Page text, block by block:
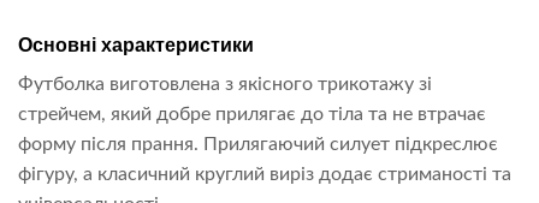
Основні характеристики
Футболка виготовлена з якісного трикотажу зі
стрейчем, який добре прилягає до тіла та не втрачає
форму після прання. Прилягаючий силует підкреслює
фігуру, а класичний круглий виріз додає стриманості та